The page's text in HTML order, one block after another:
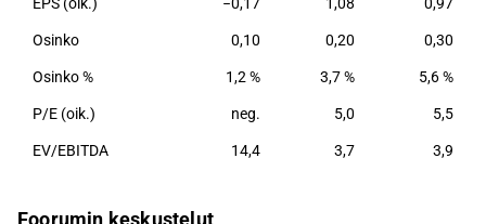
Osinko 0,10 0,20 0,30
Osinko % 1,2 % 3,7 % 5,6 %
P/E (oik.) neg. 5,0 5,5
EV/EBITDA 14,4 3,7 3,9
Foorumin keskustelut